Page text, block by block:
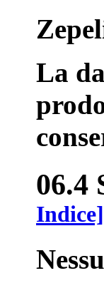
La
06.4
Indice]